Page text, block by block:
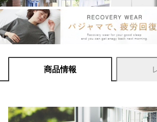
商品情報